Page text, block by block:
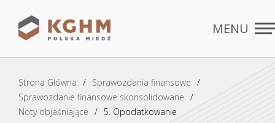
Rozdziały MENU
Strona Główna
Sprawozdania finansowe
Sprawozdanie finansowe skonsolidowane
Noty objaśniające
5. Opodatkowanie